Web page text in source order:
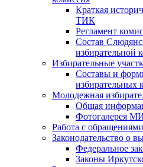
Краткая
ТИК
Регламент
Состав
избирательной
Избирательные
Составы и
избирательных
Молодежная
Общая
Фотогалерея
Работа с
Законодательство о
Федеральное
Законы